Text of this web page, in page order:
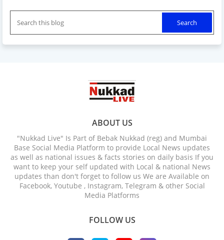
ABOUT US
"Nukkad Live" Is Part of Bebak Nukkad (reg) and Mumbai
Base Social Media Platform to provide Local News updates
as well as national issues & facts stories on daily basis If you
want to keep your self updated with Local & national News
updates than don't forget to follow us We are Available on
Facebook, Youtube , Instagram, Telegram & other Social
Media Platforms
FOLLOW US